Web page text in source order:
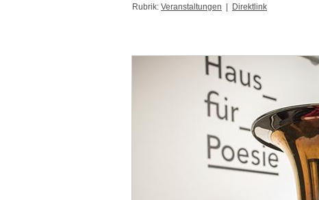
Rubrik: Veranstaltungen Direktlink